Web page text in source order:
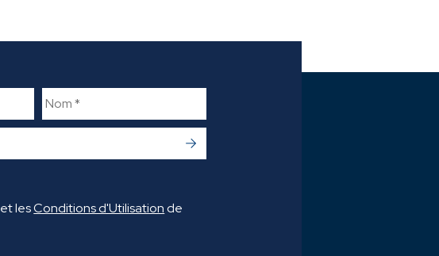
LAST NAME
et lesConditions d'Utilisationde
->